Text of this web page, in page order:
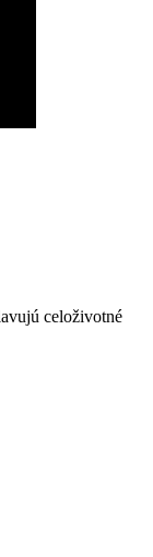
celoživotné